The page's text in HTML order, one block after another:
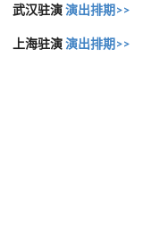
武汉驻演演出排期>>
上海驻演演出排期>>